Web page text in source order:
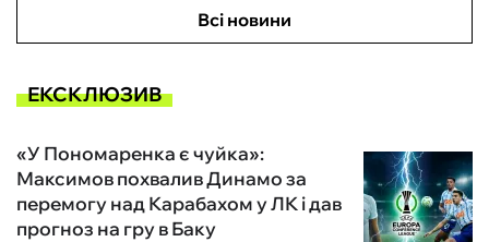
Всі новини
ЕКСКЛЮЗИВ
«У Пономаренка є чуйка»:
Максимов похвалив Динамо за
перемогу над Карабахом у ЛК і дав
прогноз на гру в Баку